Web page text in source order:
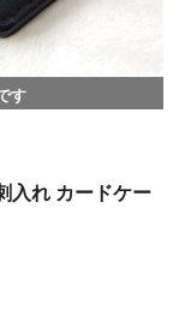
す
れ カードケー